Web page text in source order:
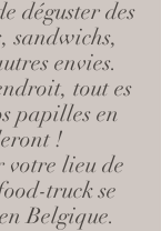
déguster des
sandwichs,
envies.
tout es
papilles en
!
votre lieu de
truck se
Belgique.